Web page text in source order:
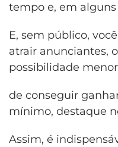
tempo e, em alguns
E, sem público,
atrair anunciantes,
possibilidade menor
de conseguir
mínimo, destaque
Assim, é